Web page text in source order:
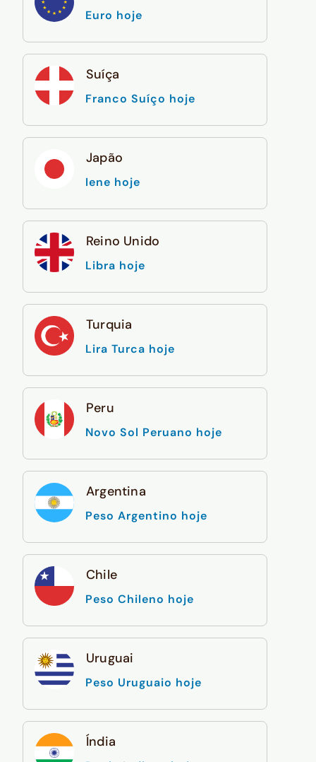
Euro hoje
Suíça
Franco Suíço hoje
Japão
Iene hoje
Reino Unido
Libra hoje
Turquia
Lira Turca hoje
Peru
Novo Sol Peruano hoje
Argentina
Peso Argentino hoje
Chile
Peso Chileno hoje
Uruguai
Peso Uruguaio hoje
Índia